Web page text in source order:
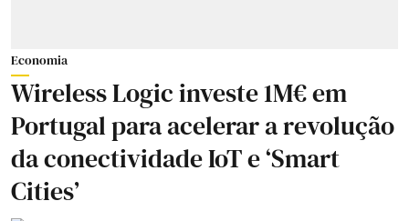
Economia
Wireless Logic investe 1M€ em
Portugal para acelerar a revolução
da conectividade IoT e ‘Smart
Cities’